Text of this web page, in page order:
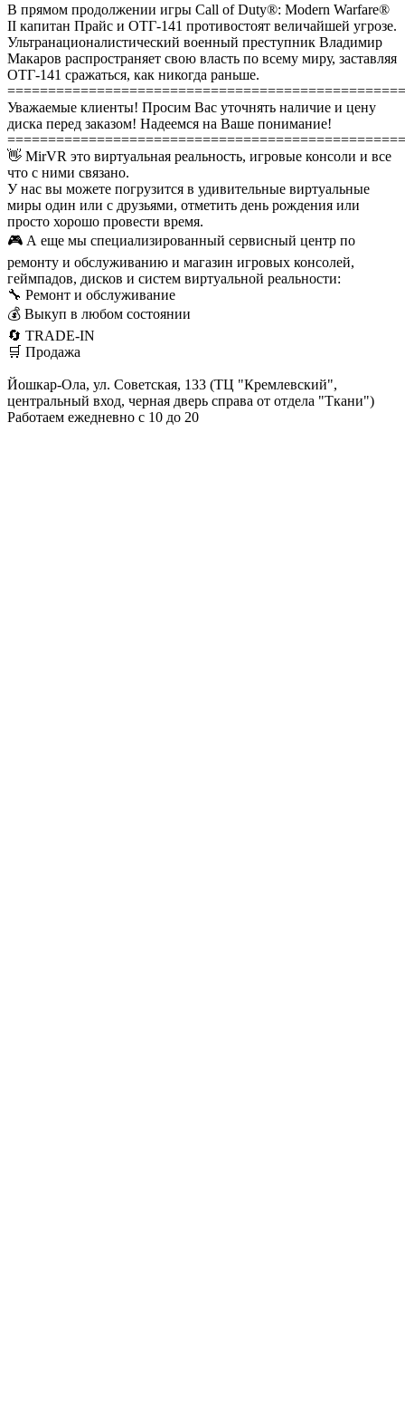
В прямом продолжении игры Call of Duty®: Modern Warfare®
II капитан Прайс и ОТГ-141 противостоят величайшей угрозе.
Ультранационалистический военный преступник Владимир
Макаров распространяет свою власть по всему миру, заставляя
ОТГ-141 сражаться, как никогда раньше.
Уважаемые клиенты! Просим Вас уточнять наличие и цену
диска перед заказом! Надеемся на Ваше понимание!
👋 MirVR это виртуальная реальность, игровые консоли и все
что с ними связано.
У нас вы можете погрузится в удивительные виртуальные
миры один или с друзьями, отметить день рождения или
просто хорошо провести время.
🎮 А еще мы специализированный сервисный центр по
ремонту и обслуживанию и магазин игровых консолей,
геймпадов, дисков и систем виртуальной реальности:
🔧 Ремонт и обслуживание
💰 Выкуп в любом состоянии
🔄 TRADE-IN
🛒 Продажа
Йошкар-Ола, ул. Советская, 133 (ТЦ "Кремлевский",
центральный вход, черная дверь справа от отдела "Ткани")
Работаем ежедневно с 10 до 20